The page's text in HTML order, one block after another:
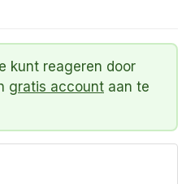
kunt reageren door
gratis account aan te